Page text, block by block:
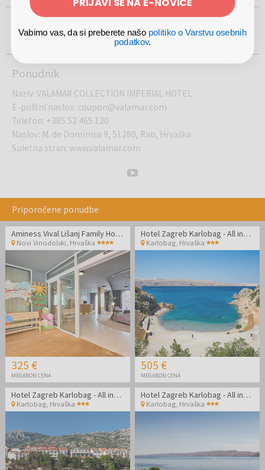
100% ŽE VEČ KOT
500.000
UPORABNIKOV
PRISOTNI NA
5
USTANOVLJEN
2012
Ponudnik
Naziv: VALAMAR COLLECTION IMPERIAL HOTEL
E-poštni naslov: coupon@valamar.com
Telefon: +385 52 465 120
Naslov: M. de Dominisa 9, 51280, Rab, Hrvaška
Spletna stran: www.valamar.com
Priporočene ponudbe
Aminess Vival Lišanj Family Hotel - Družinski all inclusive light z animacijo
Novi Vinodolski, Hrvaška
325 €
MEGABON CENA
Hotel Zagreb Karlobag - All inclusive light poletje - Soba z balkonom
Karlobag, Hrvaška
505 €
MEGABON CENA
Hotel Zagreb Karlobag - All inclusive light pozdrav poletju - Soba z balkonom
Karlobag, Hrvaška
Hotel Zagreb Karlobag - All inclusive light pozdrav poletju
Karlobag, Hrvaška
Vabimo vas, da si preberete našo politiko o Varstvu osebnih
podatkov.